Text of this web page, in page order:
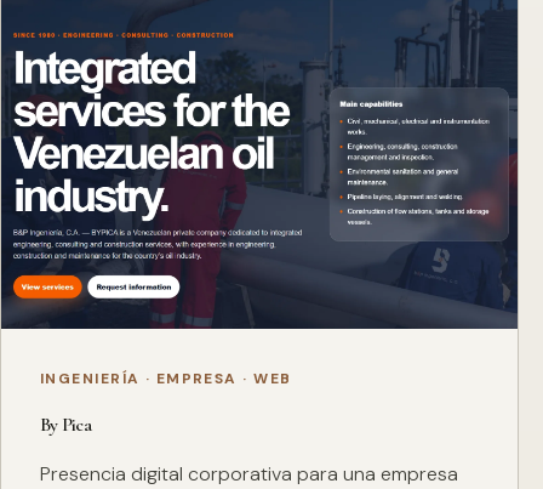
INGENIERÍA · EMPRESA · WEB
By Pica
Presencia digital corporativa para una empresa